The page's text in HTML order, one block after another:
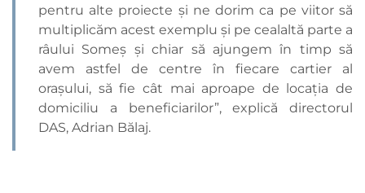
pentru alte proiecte şi ne dorim ca pe viitor să
multiplicăm acest exemplu şi pe cealaltă parte a
râului Someş şi chiar să ajungem în timp să
avem astfel de centre în fiecare cartier al
oraşului, să fie cât mai aproape de locaţia de
domiciliu a beneficiarilor”, explică directorul
DAS, Adrian Bălaj.